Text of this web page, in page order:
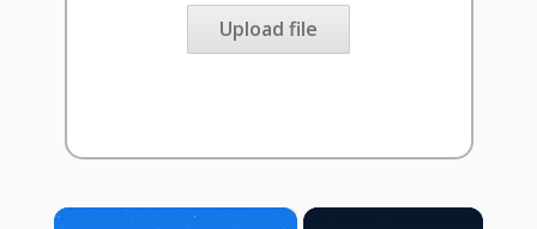
Upload file
×